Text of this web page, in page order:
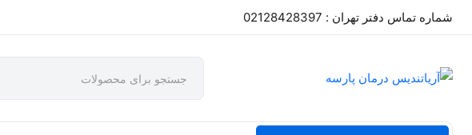
شماره تماس دفتر تهران : 02128428397